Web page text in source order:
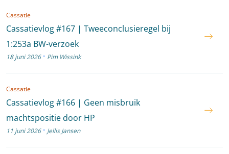
Cassatie
Cassatievlog #167 | Tweeconclusieregel bij
1:253a BW-verzoek
18 juni 2026 · Pim Wissink
Cassatie
Cassatievlog #166 | Geen misbruik
machtspositie door HP
11 juni 2026 · Jellis Jansen